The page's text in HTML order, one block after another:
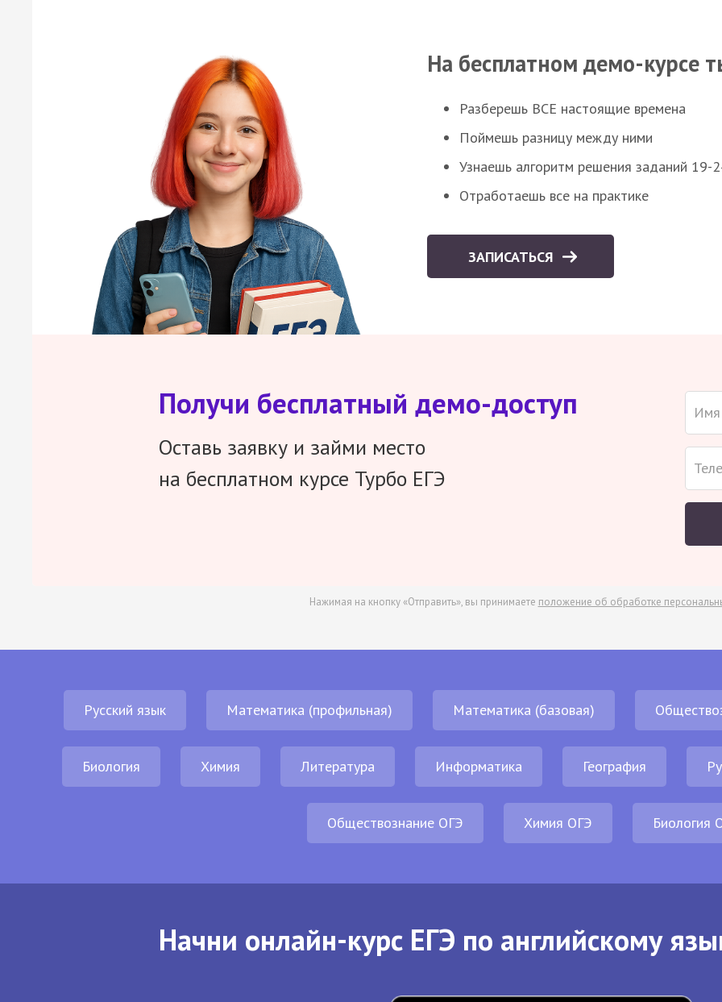
На бесплатном демо-курсе
Разберешь ВСЕ настоящие времена
Поймешь разницу между ними
Узнаешь алгоритм решения заданий 19-
Отработаешь все на практике
ЗАПИСАТЬСЯ
Получи бесплатный демо-доступ
Оставь заявку и займи место
на бесплатном курсе Турбо ЕГЭ
Нажимая на кнопку «Отправить», вы принимаете положение об обработке
Русский язык Математика (профильная) Математика (базовая)
Биология Химия Литература Информатика География
Обществознание ОГЭ Химия ОГЭ Биология
Начни онлайн-курс ЕГЭ по английскому